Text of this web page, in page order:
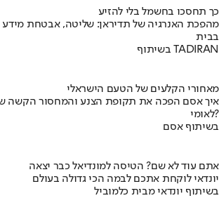
כך תחסכו בחשמל בלי להזיע
מהפכת האנרגיה של תדיראן: שליטה, אבטחת מידע
בבית
בשיתוף TADIRAN
מאחורי הקלעים של הטעם הישראלי
לאומי?
בשיתוף אסם
אתם עוד לא שם? הטיסה למונדיאל כבר יצאה
יונדאי לוקחת אתכם לבמה הכי גדולה בעולם
בשיתוף יונדאי מבית כלמוביל